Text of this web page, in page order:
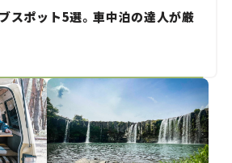
スポット5選。車中泊の達人が厳